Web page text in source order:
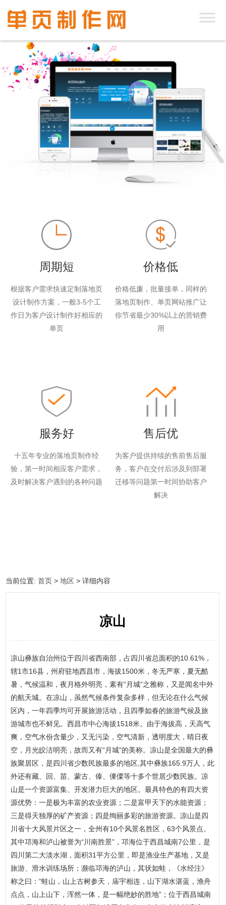
周期短
根据客户需求快速定制落地页
设计制作方案，一般3-5个工
作日为客户设计制作好相应的
单页
价格低
价格低廉，批量接单，同样的
落地页制作、单页网站推广让
你节省最少30%以上的营销费
用
服务好
十五年专业的落地页制作经
验，第一时间相应客户需求，
及时解决客户遇到的各种问题
售后优
为客户提供持续的售前售后服
务，客户在交付后涉及到部署
迁移等问题第一时间协助客户
解决
当前位置:首页 >地区 > 详细内容
凉山
凉山彝族自治州位于四川省西南部，占四川省总面积的10.61%，
辖1市16县，州府驻地西昌市，海拔1500米，冬无严寒，夏无酷
暑，气候温和，夜月格外明亮，素有“月城”之雅称，又是闻名中外
的航天城。在凉山，虽然气候条件复杂多样，但无论在什么气候
区内，一年四季均可开展旅游活动，且四季如春的旅游气候及旅
游城市也不鲜见。西昌市中心海拔1518米。由于海拔高，天高气
爽，空气水份含量少，又无污染，空气清新，透明度大，晴日夜
空，月光皎洁明亮，故而又有“月城”的美称。凉山是全国最大的彝
族聚居区，是四川省少数民族最多的地区,其中彝族165.9万人，此
外还有藏、回、苗、蒙古、傣、傈僳等十多个世居少数民族。凉
山是一个资源富集、开发潜力巨大的地区。最具特色的有四大资
源优势：一是极为丰富的农业资源；二是富甲天下的水能资源；
三是得天独厚的矿产资源；四是绚丽多彩的旅游资源。凉山是四
川省十大风景片区之一，全州有10个风景名胜区，63个风景点。
其中邛海和泸山被誉为“川南胜景”，邛海位于西昌城南7公里，是
四川第二大淡水湖，面积31平方公里，即是渔业生产基地，又是
旅游、滑水训练场所；濒临邛海的泸山，其状如蛙，《水经注》
称之曰：“蛙山，山上古树参天，庙宇相连，山下湖水湛蓝，渔舟
点点，山上山下，浑然一体，是一幅绝妙的胜地”；位于西昌城南